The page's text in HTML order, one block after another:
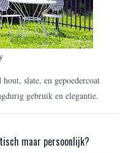
slate, en gepoedercoat
gebruik en elegantie.
maar persoonlijk?